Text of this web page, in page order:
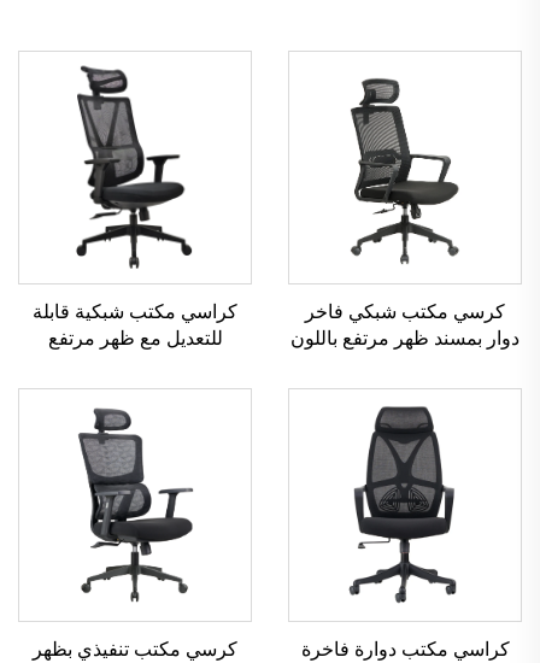
كرسي مكتب شبكي فاخر
دوار بمسند ظهر مرتفع باللون
مكتب شبكي مريح للموظفين
كراسي مكتب شبكية قابلة
للتعديل مع ظهر مرتفع
لكرسي مكتب الكمبيوتر
كراسي مكتب دوارة فاخرة
كرسي مكتب تنفيذي بظهر